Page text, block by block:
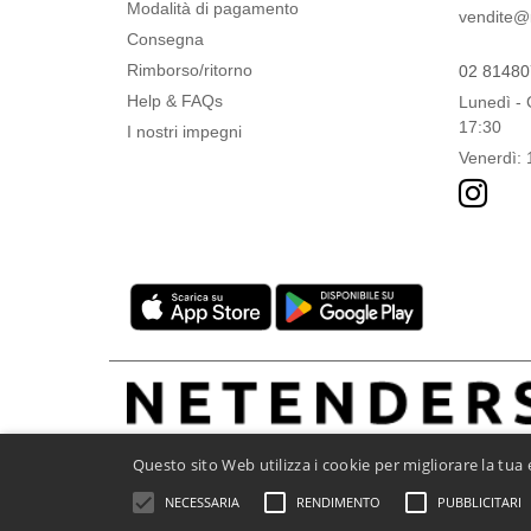
VELILLA (1)
VESTI
Modalità di pagamento
Consegna
Rimborso/ritorno
Help & FAQs
I nostri impegni
02
Lunedì -
17:30
Venerdì:
Menzioni legali-Informativa sulla privacy-
Questo sito Web utilizza i cookie per migliorare la
NECESSARIA RENDIMENTO PUBBLICITARI